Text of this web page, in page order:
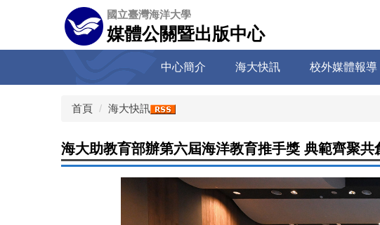
容
國立臺灣海洋大學
媒體公關暨出版中心
中心簡介 海大快訊 校外媒體報導
首頁 海大快訊
海大助教育部辦第六屆海洋教育推手獎 典範齊聚共